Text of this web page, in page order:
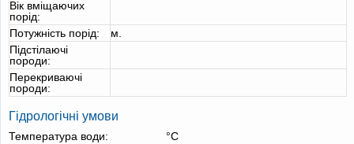
Вік вміщаючих
порід:
Потужність порід:
м.
Підстілаючі
породи:
Перекриваючі
породи:
Гідрологічні умови
Температура води:
°С